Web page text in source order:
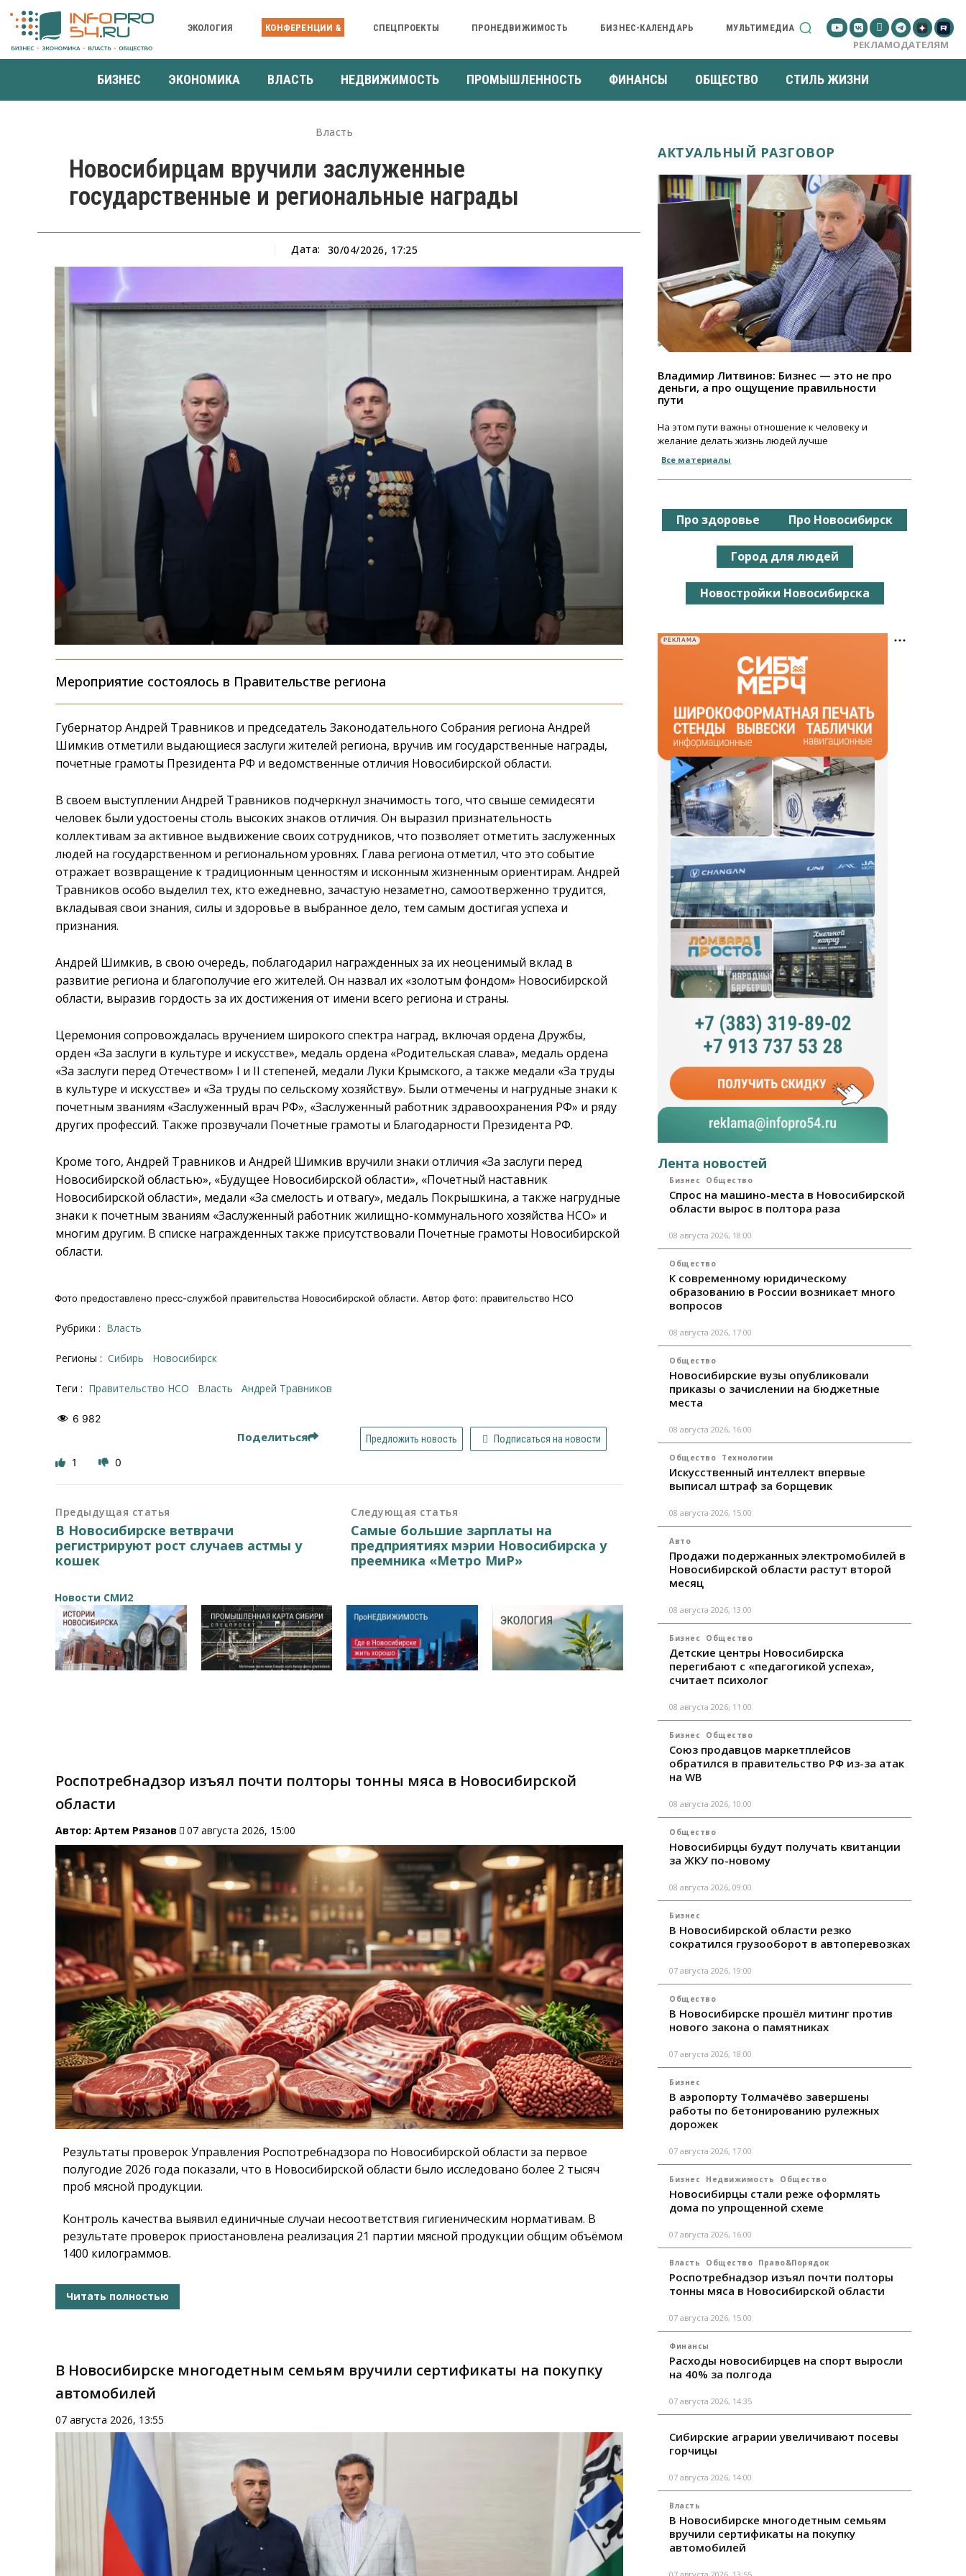
ЭКОЛОГИЯ КОНФЕРЕНЦИИ & СПЕЦПРОЕКТЫ ПРОНЕДВИЖИМОСТЬ БИЗНЕС-КАЛЕНДАРЬ МУЛЬТИМЕДИА
РЕКЛАМОДАТЕЛЯМ
БИЗНЕС ЭКОНОМИКА ВЛАСТЬ НЕДВИЖИМОСТЬ ПРОМЫШЛЕННОСТЬ ФИНАНСЫ ОБЩЕСТВО СТИЛЬ ЖИЗНИ
Власть
Новосибирцам вручили заслуженные
государственные и региональные награды
Дата: 30/04/2026, 17:25
Мероприятие состоялось в Правительстве региона
Губернатор Андрей Травников и председатель Законодательного Собрания региона Андрей
Шимкив отметили выдающиеся заслуги жителей региона, вручив им государственные награды,
почетные грамоты Президента РФ и ведомственные отличия Новосибирской области.
В своем выступлении Андрей Травников подчеркнул значимость того, что свыше семидесяти
человек были удостоены столь высоких знаков отличия. Он выразил признательность
коллективам за активное выдвижение своих сотрудников, что позволяет отметить заслуженных
людей на государственном и региональном уровнях. Глава региона отметил, что это событие
отражает возвращение к традиционным ценностям и исконным жизненным ориентирам. Андрей
Травников особо выделил тех, кто ежедневно, зачастую незаметно, самоотверженно трудится,
вкладывая свои знания, силы и здоровье в выбранное дело, тем самым достигая успеха и
признания.
Андрей Шимкив, в свою очередь, поблагодарил награжденных за их неоценимый вклад в
развитие региона и благополучие его жителей. Он назвал их «золотым фондом» Новосибирской
области, выразив гордость за их достижения от имени всего региона и страны.
Церемония сопровождалась вручением широкого спектра наград, включая ордена Дружбы,
орден «За заслуги в культуре и искусстве», медаль ордена «Родительская слава», медаль ордена
«За заслуги перед Отечеством» I и II степеней, медали Луки Крымского, а также медали «За труды
в культуре и искусстве» и «За труды по сельскому хозяйству». Были отмечены и нагрудные знаки к
почетным званиям «Заслуженный врач РФ», «Заслуженный работник здравоохранения РФ» и ряду
других профессий. Также прозвучали Почетные грамоты и Благодарности Президента РФ.
Кроме того, Андрей Травников и Андрей Шимкив вручили знаки отличия «За заслуги перед
Новосибирской областью», «Будущее Новосибирской области», «Почетный наставник
Новосибирской области», медали «За смелость и отвагу», медаль Покрышкина, а также нагрудные
знаки к почетным званиям «Заслуженный работник жилищно-коммунального хозяйства НСО» и
многим другим. В списке награжденных также присутствовали Почетные грамоты Новосибирской
области.
Фото предоставлено пресс-службой правительства Новосибирской области. Автор фото: правительство НСО
Рубрики : Власть
Регионы : Сибирь Новосибирск
Теги : правительство НСО власть Андрей Травников
6 982
Поделиться Предложить новость Подписаться на новости
1 0
Предыдущая статья
В Новосибирске ветврачи
регистрируют рост случаев астмы у
кошек
Следующая статья
Самые большие зарплаты на
предприятиях мэрии Новосибирска у
преемника «Метро МиР»
Новости СМИ2
Роспотребнадзор изъял почти полторы тонны мяса в Новосибирской
области
Автор:Артем Рязанов 07 августа 2026, 15:00
Результаты проверок Управления Роспотребнадзора по Новосибирской области за первое
полугодие 2026 года показали, что в Новосибирской области было исследовано более 2 тысяч
проб мясной продукции.
Контроль качества выявил единичные случаи несоответствия гигиеническим нормативам. В
результате проверок приостановлена реализация 21 партии мясной продукции общим объёмом
1400 килограммов.
Читать полностью
В Новосибирске многодетным семьям вручили сертификаты на покупку
автомобилей
07 августа 2026, 13:55
АКТУАЛЬНЫЙ РАЗГОВОР
Владимир Литвинов: Бизнес — это не про
деньги, а про ощущение правильности
пути
На этом пути важны отношение к человеку и
желание делать жизнь людей лучше
Все материалы
Про здоровье Про Новосибирск
Город для людей
Новостройки Новосибирска
РЕКЛАМА
Лента новостей
Бизнес Общество
Спрос на машино-места в Новосибирской
области вырос в полтора раза
08 августа 2026, 18:00
Общество
К современному юридическому
образованию в России возникает много
вопросов
08 августа 2026, 17:00
Общество
Новосибирские вузы опубликовали
приказы о зачислении на бюджетные
места
08 августа 2026, 16:00
Общество Технологии
Искусственный интеллект впервые
выписал штраф за борщевик
08 августа 2026, 15:00
Авто
Продажи подержанных электромобилей в
Новосибирской области растут второй
месяц
08 августа 2026, 13:00
Бизнес Общество
Детские центры Новосибирска
перегибают с «педагогикой успеха»,
считает психолог
08 августа 2026, 11:00
Бизнес Общество
Союз продавцов маркетплейсов
обратился в правительство РФ из-за атак
на WB
08 августа 2026, 10:00
Общество
Новосибирцы будут получать квитанции
за ЖКУ по-новому
08 августа 2026, 09:00
Бизнес
В Новосибирской области резко
сократился грузооборот в автоперевозках
07 августа 2026, 19:00
Общество
В Новосибирске прошёл митинг против
нового закона о памятниках
07 августа 2026, 18:00
Бизнес
В аэропорту Толмачёво завершены
работы по бетонированию рулежных
дорожек
07 августа 2026, 17:00
Бизнес Недвижимость Общество
Новосибирцы стали реже оформлять
дома по упрощенной схеме
07 августа 2026, 16:00
Власть Общество Право&Порядок
Роспотребнадзор изъял почти полторы
тонны мяса в Новосибирской области
07 августа 2026, 15:00
Финансы
Расходы новосибирцев на спорт выросли
на 40% за полгода
07 августа 2026, 14:35
Сибирские аграрии увеличивают посевы
горчицы
07 августа 2026, 14:00
Власть
В Новосибирске многодетным семьям
вручили сертификаты на покупку
автомобилей